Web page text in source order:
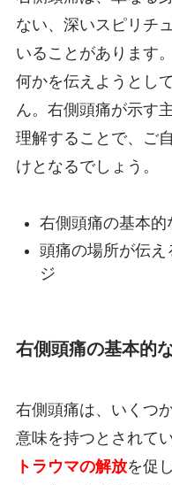
ない、深いスピリチ
いることがあります
何かを伝えようとし
ん。右側頭痛が示す
理解することで、ご
けとなるでしょう。
右側頭痛の基本
頭痛の場所が伝
ジ
右側頭痛の基本的
右側頭痛は、いくつ
意味を持つとされて
トラウマの解放を促